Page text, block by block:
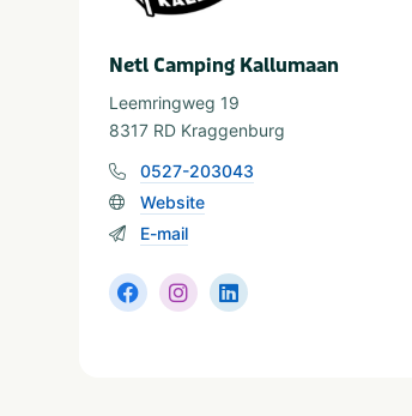
Netl Camping Kallumaan
Leemringweg 19
8317 RD Kraggenburg
0527-203043
Website
E-mail